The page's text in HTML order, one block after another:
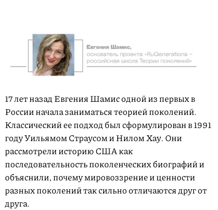
17 лет назад Евгения Шамис одной из первых в
России начала заниматься теорией поколений.
Классический ее подход был сформулирован в 1991
году Уильямом Cтраусом и Нилом Хау. Они
рассмотрели историю США как
последовательность поколенческих биографий и
объяснили, почему мировоззрение и ценности
разных поколений так сильно отличаются друг от
друга.